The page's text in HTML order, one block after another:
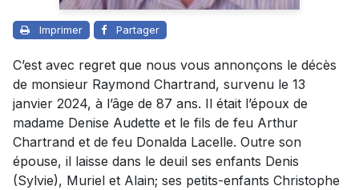
Imprimer Partager
C’est avec regret que nous vous annonçons le décès
de monsieur Raymond Chartrand, survenu le 13
janvier 2024, à l’âge de 87 ans. Il était l’époux de
madame Denise Audette et le fils de feu Arthur
Chartrand et de feu Donalda Lacelle. Outre son
épouse, il laisse dans le deuil ses enfants Denis
(Sylvie), Muriel et Alain; ses petits-enfants Christophe